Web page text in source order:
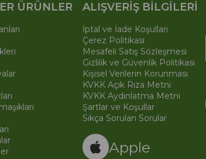
ÜRÜNLER ALIŞVERİŞ BİLGİLERİ
İptal ve İade Koşulları
Çerez Politikası
Mesafeli Satış Sözleşmesi
Gizlilik ve Güvenlik Politikası
Kişisel Verilerin Korunması
KVKK Açık Rıza Metni
KVKK Aydınlatma Metni
Şartlar ve Koşullar
Sıkça Sorulan Sorular
Apple